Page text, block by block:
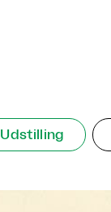
Udstilling